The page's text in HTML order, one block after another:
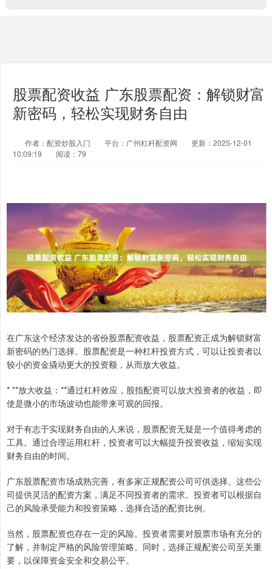
股票配资收益 广东股票配资：解锁财富
新密码，轻松实现财务自由
作者：配资炒股入门 平台：广州杠杆配资网
更新：2025-12-01
10:09:19
阅读：79
在广东这个经济发达的省份股票配资收益，股票配资正成为解锁财富
新密码的热门选择。股票配资是一种杠杆投资方式，可以让投资者以
较小的资金撬动更大的投资额，从而放大收益。
* **放大收益：**通过杠杆效应，股指配资可以放大投资者的收益，即
使是微小的市场波动也能带来可观的回报。
对于有志于实现财务自由的人来说，股票配资无疑是一个值得考虑的
工具。通过合理运用杠杆，投资者可以大幅提升投资收益，缩短实现
财务自由的时间。
广东股票配资市场成熟完善，有多家正规配资公司可供选择。这些公
司提供灵活的配资方案，满足不同投资者的需求。投资者可以根据自
己的风险承受能力和投资策略，选择合适的配资比例。
当然，股票配资也存在一定的风险。投资者需要对股票市场有充分的
了解，并制定严格的风险管理策略。同时，选择正规配资公司至关重
要，以保障资金安全和交易公平。